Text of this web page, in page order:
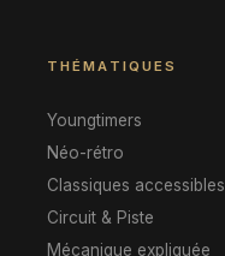
THÉMATIQUES
Youngtimers
Néo-rétro
Classiques accessibles
Circuit & Piste
Mécanique expliquée